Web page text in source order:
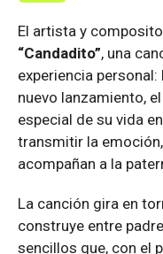
El artista y
“Candadito”, una
experiencia
nuevo lanzamiento,
especial de su vida
transmitir la
acompañan a la
La canción gira en
construye entre
sencillos que, con el